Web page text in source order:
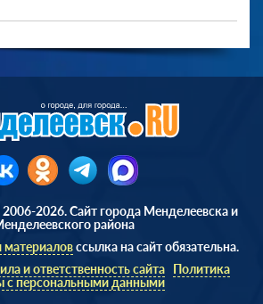
2026. Сайт города Менделеевска и
района
материаловссылка на сайт обязательна.
и ответственность сайта Политика
с персональными данными